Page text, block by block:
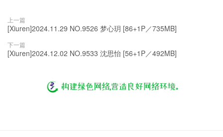
上一篇
[Xiuren]2024.11.29 NO.9526 梦心玥 [86+1P／735MB]
下一篇
[Xiuren]2024.12.02 NO.9533 沈思怡 [56+1P／492MB]